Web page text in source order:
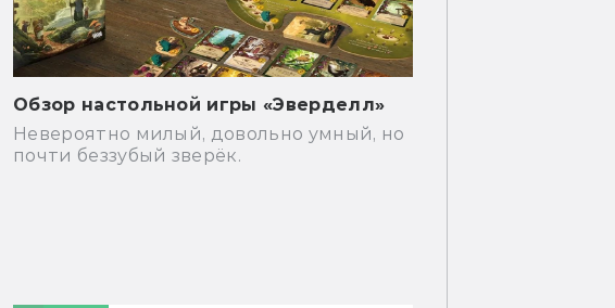
Обзор настольной игры «Эверделл»
Невероятно милый, довольно умный, но
почти беззубый зверёк.